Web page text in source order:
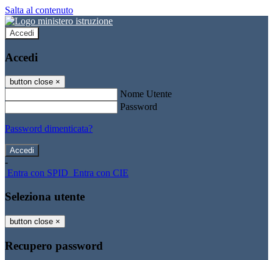
Salta al contenuto
Accedi
Accedi
button close ×
Nome Utente
Password
Password dimenticata?
-
Entra con SPID Entra con CIE
Seleziona utente
button close ×
Recupero password